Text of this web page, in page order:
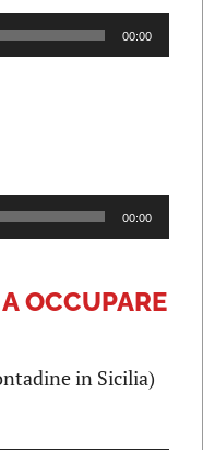
00:00
00:00
OCCUPARE
in Sicilia)